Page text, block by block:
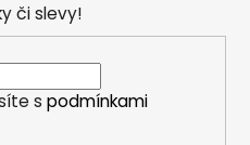
p
r
v
k
y
či slevy!
s podmínkami